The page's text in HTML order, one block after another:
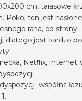
cm, tarasowe
Pokój ten jest
rana, od strony
dlatego jest bardzo
Netflix, Internet
współna